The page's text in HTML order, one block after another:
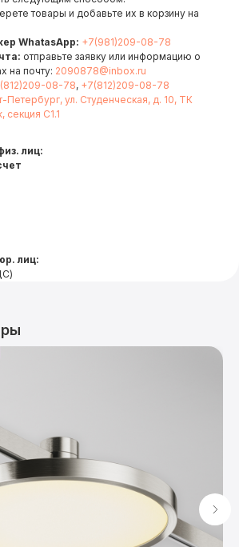
товары и добавьте их в корзину на
WhatasApp: +7(981)209-08-78
отправьте заявку или информацию о
на почту: 2090878@inbox.ru
08-78, +7(812)209-08-78
Петербург, ул. Студенческая, д. 10, ТК
секция С1.1
лиц:
лиц: